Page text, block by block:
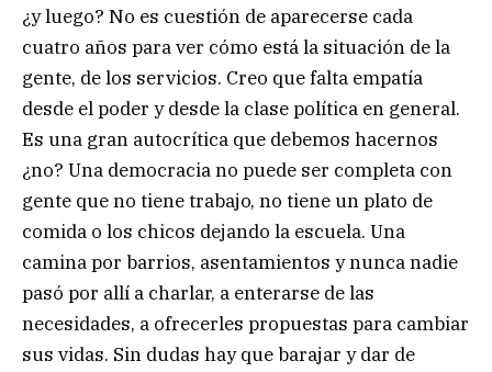
¿y luego? No es cuestión de aparecerse cada
cuatro años para ver cómo está la situación de la
gente, de los servicios. Creo que falta empatía
desde el poder y desde la clase política en general.
Es una gran autocrítica que debemos hacernos
¿no? Una democracia no puede ser completa con
gente que no tiene trabajo, no tiene un plato de
comida o los chicos dejando la escuela. Una
camina por barrios, asentamientos y nunca nadie
pasó por allí a charlar, a enterarse de las
necesidades, a ofrecerles propuestas para cambiar
sus vidas. Sin dudas hay que barajar y dar de